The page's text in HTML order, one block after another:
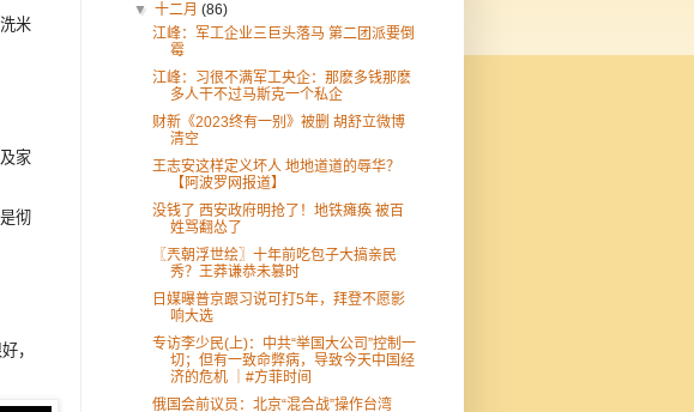
米
家
彻
，
▼十二月(86)
江峰：军工企业三巨头落马 第二团派要倒
霉
江峰：习很不满军工央企：那麽多钱那麽
多人干不过马斯克一个私企
财新《2023终有一别》被删 胡舒立微博
清空
王志安这样定义坏人 地地道道的辱华？
【阿波罗网报道】
没钱了 西安政府明抢了！地铁瘫痪 被百
姓骂翻怂了
〖兲朝浮世绘〗十年前吃包子大搞亲民
秀？王莽谦恭未篡时
日媒曝普京跟习说可打5年，拜登不愿影
响大选
专访李少民(上)：中共“举国大公司”控制一
切；但有一致命弊病，导致今天中国经
济的危机 ｜#方菲时间
俄国会前议员：北京“混合战”操作台湾